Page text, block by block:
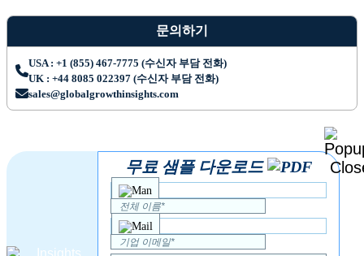
문의하기
USA : +1 (855) 467-7775 (수신자 부담 전화)
UK : +44 8085 022397 (수신자 부담 전화)
sales@globalgrowthinsights.com
무료 샘플 다운로드